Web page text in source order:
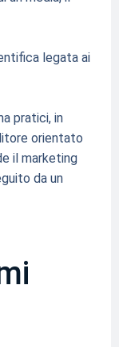
legata ai
pratici, in
orientato
il marketing
da un